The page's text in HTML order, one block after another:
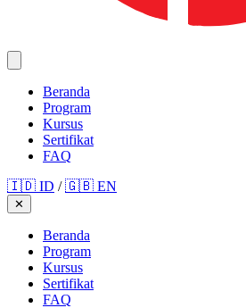
Beranda
Program
Kursus
Sertifikat
FAQ
🇮🇩 ID / 🇬🇧 EN
✕
Beranda
Program
Kursus
Sertifikat
FAQ